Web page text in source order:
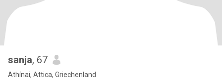
sanja, 67
Athínai, Attica, Griechenland